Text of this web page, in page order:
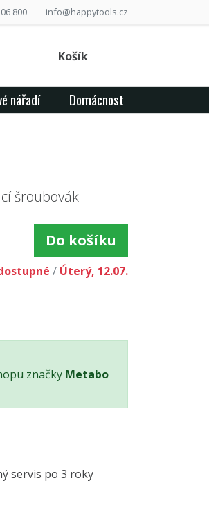
800 info@happytools.cz
Košík
nářadí Domácnost
šroubovák
Do košíku
/ Úterý, 12.07.
značky Metabo
servis po 3 roky